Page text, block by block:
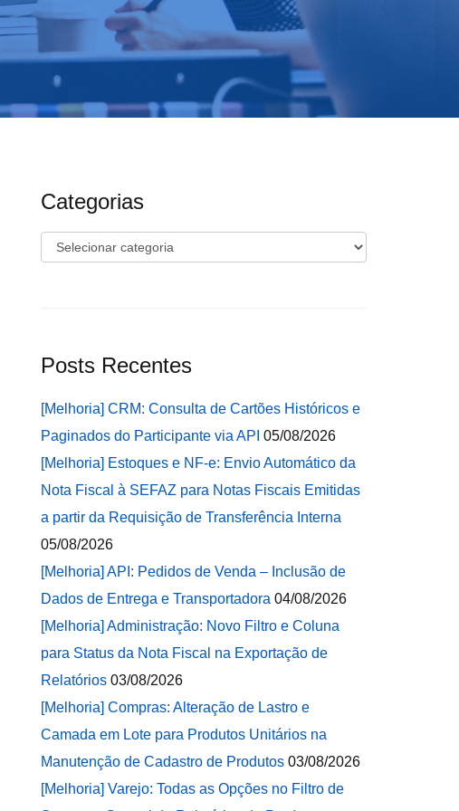
Categorias
Categorias
Posts Recentes
[Melhoria] CRM: Consulta de Cartões Históricos e
Paginados do Participante via API 05/08/2026
[Melhoria] Estoques e NF-e: Envio Automático da
Nota Fiscal à SEFAZ para Notas Fiscais Emitidas
a partir da Requisição de Transferência Interna
05/08/2026
[Melhoria] API: Pedidos de Venda – Inclusão de
Dados de Entrega e Transportadora 04/08/2026
[Melhoria] Administração: Novo Filtro e Coluna
para Status da Nota Fiscal na Exportação de
Relatórios 03/08/2026
[Melhoria] Compras: Alteração de Lastro e
Camada em Lote para Produtos Unitários na
Manutenção de Cadastro de Produtos 03/08/2026
[Melhoria] Varejo: Todas as Opções no Filtro de